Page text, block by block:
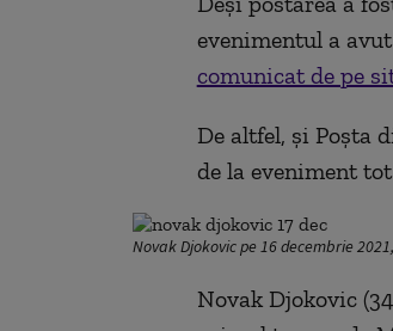
evenimentul a
comunicat de pe
De altfel, și Poșta
de la eveniment
Novak Djokovic pe 16 decembrie
Novak Djokovic